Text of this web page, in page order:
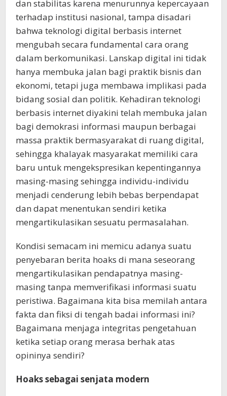
dan stabilitas karena menurunnya kepercayaan
terhadap institusi nasional, tampa disadari
bahwa teknologi digital berbasis internet
mengubah secara fundamental cara orang
dalam berkomunikasi. Lanskap digital ini tidak
hanya membuka jalan bagi praktik bisnis dan
ekonomi, tetapi juga membawa implikasi pada
bidang sosial dan politik. Kehadiran teknologi
berbasis internet diyakini telah membuka jalan
bagi demokrasi informasi maupun berbagai
massa praktik bermasyarakat di ruang digital,
sehingga khalayak masyarakat memiliki cara
baru untuk mengekspresikan kepentingannya
masing-masing sehingga individu-individu
menjadi cenderung lebih bebas berpendapat
dan dapat menentukan sendiri ketika
mengartikulasikan sesuatu permasalahan.
Kondisi semacam ini memicu adanya suatu
penyebaran berita hoaks di mana seseorang
mengartikulasikan pendapatnya masing-
masing tanpa memverifikasi informasi suatu
peristiwa. Bagaimana kita bisa memilah antara
fakta dan fiksi di tengah badai informasi ini?
Bagaimana menjaga integritas pengetahuan
ketika setiap orang merasa berhak atas
opininya sendiri?
Hoaks sebagai senjata modern